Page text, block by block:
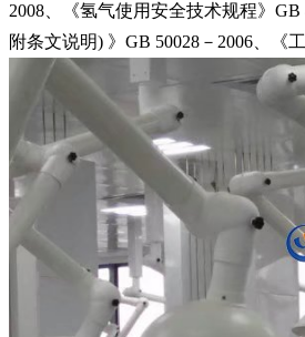
2008、《氢气使用安全技术规程》
附条文说明) 》GB 50028－2006、《